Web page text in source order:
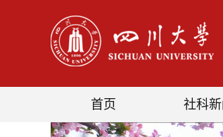
首页 社科新